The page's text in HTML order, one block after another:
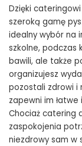
Dzięki
szeroką gamę
idealny wybór na
szkolne, podczas
bawili, ale także
organizujesz
pozostali zdrowi i
zapewni im
Chociaż catering
zaspokojenia
niezdrowy sam w